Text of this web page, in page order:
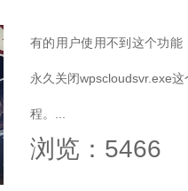
有的用户使用不到这个功
永久关闭wpscloudsvr.exe
程。...
浏览：5466